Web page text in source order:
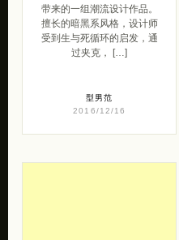
带来的一组潮流设计作品。
擅长的暗黑系风格，设计师
受到生与死循环的启发，通
过夹克， […]
型男范
2016/12/16